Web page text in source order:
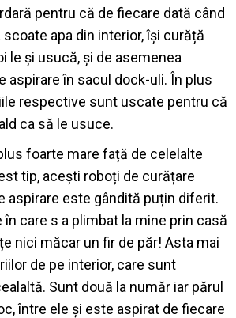
pentru că de fiecare dată când
scoate apa din interior, își curăță
le și usucă, și de asemenea
aspirare în sacul dock-uli. În plus
respective sunt uscate pentru că
ca să le usuce.
foarte mare față de celelalte
tip, acești roboți de curățare
aspirare este gândită puțin diferit.
care s a plimbat la mine prin casă
nici măcar un fir de păr! Asta mai
de pe interior, care sunt
Sunt două la număr iar părul
între ele și este aspirat de fiecare